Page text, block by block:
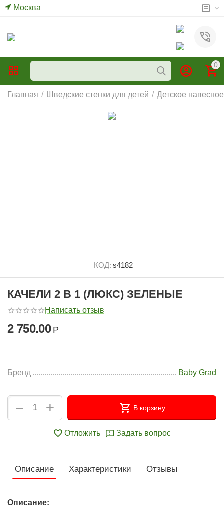
Москва
0
Главная / Шведские стенки для детей / Детское
КОД: s4182
КАЧЕЛИ 2 В 1 (ЛЮКС) ЗЕЛЕНЫЕ
Написать отзыв
2 750.00 Р
Бренд Baby Grad
+
− В корзину
Отложить Задать вопрос
Описание Характеристики Отзывы
Описание: